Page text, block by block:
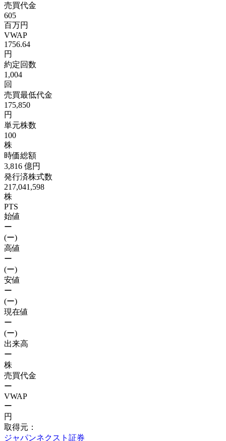
売買代金
605
百万円
VWAP
1756.64
円
約定回数
1,004
回
売買最低代金
175,850
円
単元株数
100
株
時価総額
3,816 億円
発行済株式数
217,041,598
株
PTS
始値
ー
(ー)
高値
ー
(ー)
安値
ー
(ー)
現在値
ー
(ー)
出来高
ー
株
売買代金
ー
VWAP
ー
円
取得元：
ジャパンネクスト証券